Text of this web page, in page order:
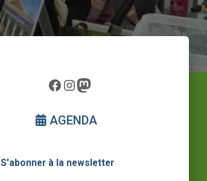
Facebook InstagramMastodon
AGENDA
S'abonner à la newsletter